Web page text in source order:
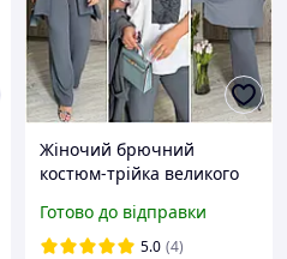
Жіночий брючний
костюм-трійка великого
футболки та штани
палаццо Р- 50-60 жіночі
Готово до відправки
5.0 (4)